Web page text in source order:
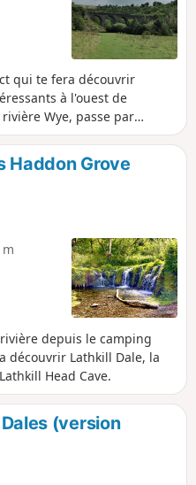
qui te fera découvrir
à l'ouest de
Wye, passe par
du Monsal Trail et du
la balade est un peu
Haddon Grove
depuis le camping
découvrir Lathkill Dale, la
Head Cave.
(version